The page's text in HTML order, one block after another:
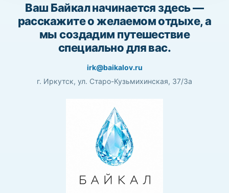
Ваш Байкал начинается здесь —
расскажите о желаемом отдыхе, а
мы создадим путешествие
специально для вас.
irk@baikalov.ru
г. Иркутск, ул. Старо-Кузьмихинская, 37/3а